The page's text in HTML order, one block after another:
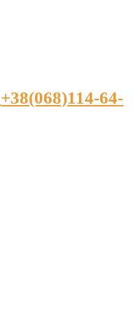
+38(068)114-64-